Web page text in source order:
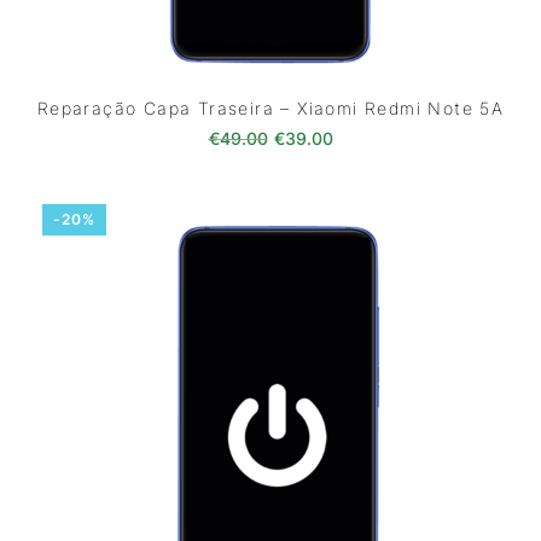
Reparação Capa Traseira – Xiaomi Redmi Note 5A
€49.00 O preço original era: €49.00.
€39.00O preço atual é:
-20%